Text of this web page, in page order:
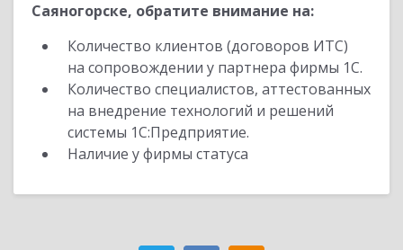
Саяногорске, обратите внимание на:
Количество клиентов (договоров ИТС)
на сопровождении у партнера фирмы 1С.
Количество специалистов, аттестованных
на внедрение технологий и решений
системы 1С:Предприятие.
Наличие у фирмы статуса